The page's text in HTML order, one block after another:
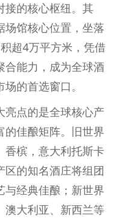
接的核心枢纽。其
场馆核心位置，坐落
超4万平方米，凭借
合能力，成为全球酒
的首选窗口。
亮点的是全球核心产
的佳酿矩阵。旧世界
香槟，意大利托斯卡
的知名酒庄将组团
与经典佳酿；新世界
澳大利亚、新西兰等